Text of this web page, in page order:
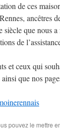
de ces
ancêtres
que nous a
de
et ceux qui
que nos
pouvez le mettre